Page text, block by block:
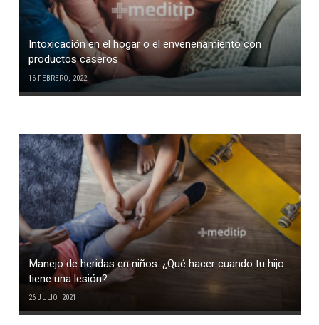
Intoxicación en el hogar o el envenenamiento con
productos caseros
16 FEBRERO, 2022
Manejo de heridas en niños: ¿Qué hacer cuando tu hijo
tiene una lesión?
26 JULIO, 2021